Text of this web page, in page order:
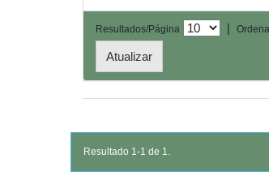
Resultados/Página |
Resultado 1-1 de 1.